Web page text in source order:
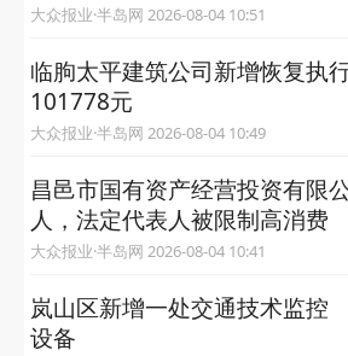
大众报业·半岛网 2026-08-04 10:51
临朐太平建筑公司新增恢复执
101778元
大众报业·半岛网 2026-08-04 10:49
昌邑市国有资产经营投资有限
人，法定代表人被限制高消费
大众报业·半岛网 2026-08-04 10:41
岚山区新增一处交通技术监控
设备